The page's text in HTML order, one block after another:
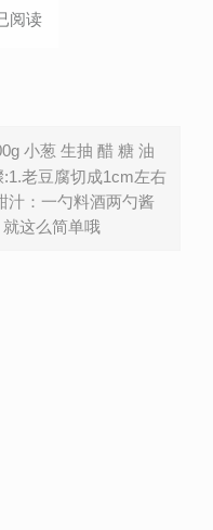
阅读
小葱 生抽 醋 糖 油
老豆腐切成1cm左右
汁：一勺料酒两勺酱
这么简单哦